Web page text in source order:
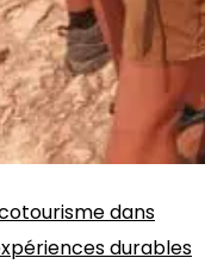
dans
durables